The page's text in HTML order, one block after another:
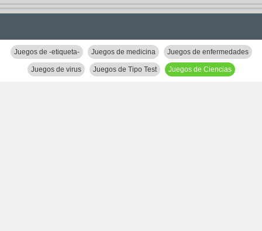
Juegos de -etiqueta- Juegos de medicina Juegos de enfermedades
Juegos de virus Juegos de Tipo Test Juegos de Ciencias